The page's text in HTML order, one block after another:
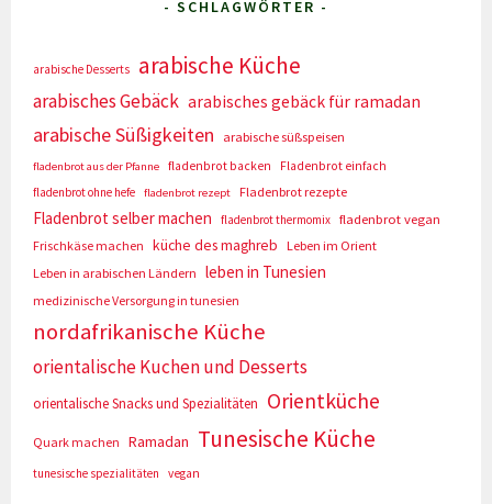
- SCHLAGWÖRTER -
arabische Desserts arabische Küche
arabisches Gebäck arabisches gebäck für ramadan
arabische Süßigkeiten arabische süßspeisen
fladenbrot aus der Pfanne fladenbrot backen
Fladenbrot einfach
fladenbrot ohne hefe
fladenbrot rezept Fladenbrot rezepte
Fladenbrot selber machen fladenbrot thermomix fladenbrot vegan
Frischkäse machen
küche des maghreb
Leben im Orient
Leben in arabischen Ländern
leben in Tunesien
medizinische Versorgung in tunesien
nordafrikanische Küche
orientalische Kuchen und Desserts
orientalische Snacks und Spezialitäten Orientküche
Quark machen Ramadan Tunesische Küche
tunesische spezialitäten vegan